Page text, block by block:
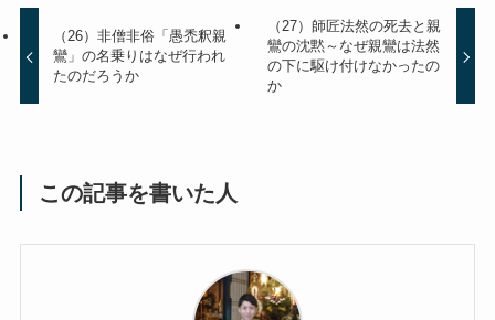
（26）非僧非俗「愚禿釈親
鸞」の名乗りはなぜ行われ
たのだろうか
（27）師匠法然の死去と親
鸞の沈黙～なぜ親鸞は法然
の下に駆け付けなかったの
か
この記事を書いた人